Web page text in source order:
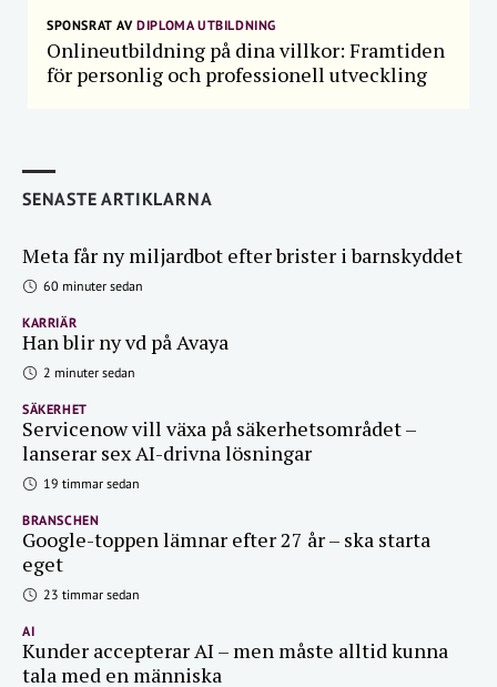
SPONSRAT AVDIPLOMA UTBILDNING
Onlineutbildning på dina villkor: Framtiden
för personlig och professionell utveckling
SENASTE ARTIKLARNA
Meta får ny miljardbot efter brister i barnskyddet
60 minuter sedan
KARRIÄR
Han blir ny vd på Avaya
2 minuter sedan
SÄKERHET
Servicenow vill växa på säkerhetsområdet –
lanserar sex AI-drivna lösningar
19 timmar sedan
BRANSCHEN
Google-toppen lämnar efter 27 år – ska starta
eget
23 timmar sedan
AI
Kunder accepterar AI – men måste alltid kunna
tala med en människa